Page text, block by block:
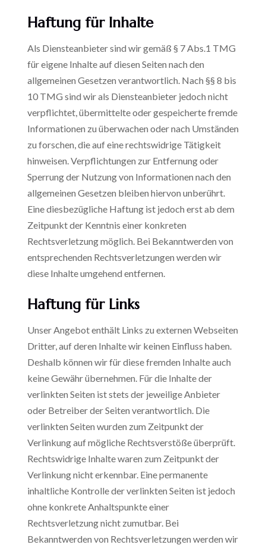
Haftung für Inhalte
Als Diensteanbieter sind wir gemäß § 7 Abs.1 TMG
für eigene Inhalte auf diesen Seiten nach den
allgemeinen Gesetzen verantwortlich. Nach §§ 8 bis
10 TMG sind wir als Diensteanbieter jedoch nicht
verpflichtet, übermittelte oder gespeicherte fremde
Informationen zu überwachen oder nach Umständen
zu forschen, die auf eine rechtswidrige Tätigkeit
hinweisen. Verpflichtungen zur Entfernung oder
Sperrung der Nutzung von Informationen nach den
allgemeinen Gesetzen bleiben hiervon unberührt.
Eine diesbezügliche Haftung ist jedoch erst ab dem
Zeitpunkt der Kenntnis einer konkreten
Rechtsverletzung möglich. Bei Bekanntwerden von
entsprechenden Rechtsverletzungen werden wir
diese Inhalte umgehend entfernen.
Haftung für Links
Unser Angebot enthält Links zu externen Webseiten
Dritter, auf deren Inhalte wir keinen Einfluss haben.
Deshalb können wir für diese fremden Inhalte auch
keine Gewähr übernehmen. Für die Inhalte der
verlinkten Seiten ist stets der jeweilige Anbieter
oder Betreiber der Seiten verantwortlich. Die
verlinkten Seiten wurden zum Zeitpunkt der
Verlinkung auf mögliche Rechtsverstöße überprüft.
Rechtswidrige Inhalte waren zum Zeitpunkt der
Verlinkung nicht erkennbar. Eine permanente
inhaltliche Kontrolle der verlinkten Seiten ist jedoch
ohne konkrete Anhaltspunkte einer
Rechtsverletzung nicht zumutbar. Bei
Bekanntwerden von Rechtsverletzungen werden wir